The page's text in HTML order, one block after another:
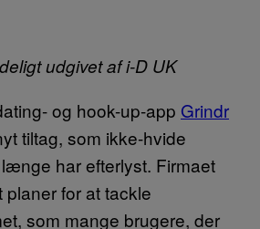
udgivet af i-D UK
og hook-up-app Grindr
tiltag, som ikke-hvide
har efterlyst. Firmaet
planer for at tackle
som mange brugere, der